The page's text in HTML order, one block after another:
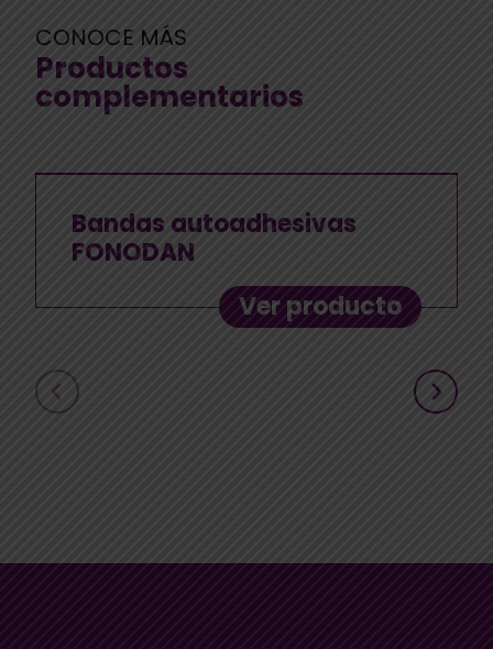
CONOCE MÁS
Productos
complementarios
Bandas autoadhesivas
FONODAN
Ver producto